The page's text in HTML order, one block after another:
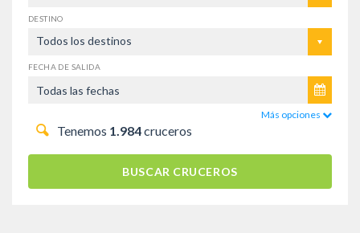
DESTINO
Todos los destinos
FECHA DE SALIDA
Más opciones
Tenemos 1.984cruceros
BUSCAR CRUCEROS